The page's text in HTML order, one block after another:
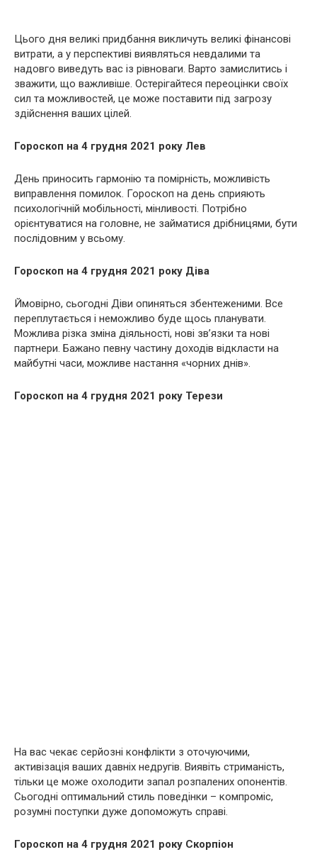
Цього дня великі придбання викличуть великі фінансові
витрати, а у перспективі виявляться невдалими та
надовго виведуть вас із рівноваги. Варто замислитись і
зважити, що важливіше. Остерігайтеся переоцінки своїх
сил та можливостей, це може поставити під загрозу
здійснення ваших цілей.
Гороскоп на 4 грудня 2021 року Лев
День приносить гармонію та помірність, можливість
виправлення помилок. Гороскоп на день сприяють
психологічній мобільності, мінливості. Потрібно
орієнтуватися на головне, не займатися дрібницями, бути
послідовним у всьому.
Гороскоп на 4 грудня 2021 року Діва
Ймовірно, сьогодні Діви опиняться збентеженими. Все
переплутається і неможливо буде щось планувати.
Можлива різка зміна діяльності, нові зв’язки та нові
партнери. Бажано певну частину доходів відкласти на
майбутні часи, можливе настання «чорних днів».
Гороскоп на 4 грудня 2021 року Терези
На вас чекає серйозні конфлікти з оточуючими,
активізація ваших давніх недругів. Виявіть стриманість,
тільки це може охолодити запал розпалених опонентів.
Сьогодні оптимальний стиль поведінки – компроміс,
розумні поступки дуже допоможуть справі.
Гороскоп на 4 грудня 2021 року Скорпіон